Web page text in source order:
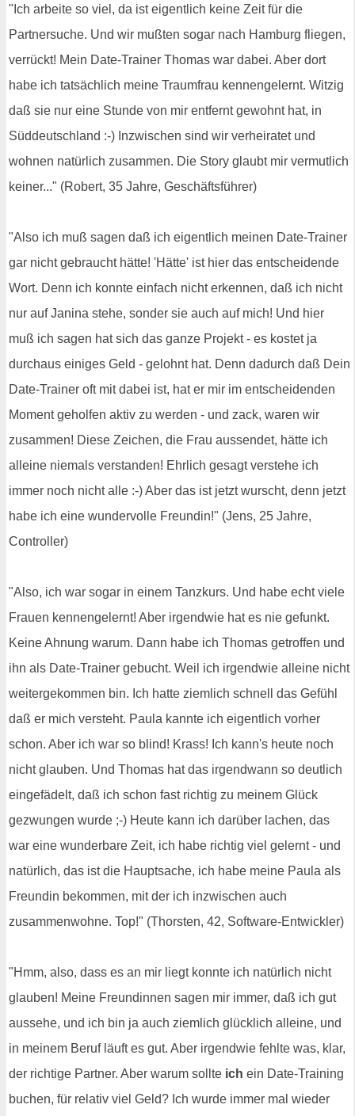
"Ich arbeite so viel, da ist eigentlich keine Zeit für die
Partnersuche. Und wir mußten sogar nach Hamburg fliegen,
verrückt! Mein Date-Trainer Thomas war dabei. Aber dort
habe ich tatsächlich meine Traumfrau kennengelernt. Witzig
daß sie nur eine Stunde von mir entfernt gewohnt hat, in
Süddeutschland :-) Inzwischen sind wir verheiratet und
wohnen natürlich zusammen. Die Story glaubt mir vermutlich
keiner..." (Robert, 35 Jahre, Geschäftsführer)
"Also ich muß sagen daß ich eigentlich meinen Date-Trainer
gar nicht gebraucht hätte! 'Hätte' ist hier das entscheidende
Wort. Denn ich konnte einfach nicht erkennen, daß ich nicht
nur auf Janina stehe, sonder sie auch auf mich! Und hier
muß ich sagen hat sich das ganze Projekt - es kostet ja
durchaus einiges Geld - gelohnt hat. Denn dadurch daß Dein
Date-Trainer oft mit dabei ist, hat er mir im entscheidenden
Moment geholfen aktiv zu werden - und zack, waren wir
zusammen! Diese Zeichen, die Frau aussendet, hätte ich
alleine niemals verstanden! Ehrlich gesagt verstehe ich
immer noch nicht alle :-) Aber das ist jetzt wurscht, denn jetzt
habe ich eine wundervolle Freundin!" (Jens, 25 Jahre,
Controller)
"Also, ich war sogar in einem Tanzkurs. Und habe echt viele
Frauen kennengelernt! Aber irgendwie hat es nie gefunkt.
Keine Ahnung warum. Dann habe ich Thomas getroffen und
ihn als Date-Trainer gebucht. Weil ich irgendwie alleine nicht
weitergekommen bin. Ich hatte ziemlich schnell das Gefühl
daß er mich versteht. Paula kannte ich eigentlich vorher
schon. Aber ich war so blind! Krass! Ich kann's heute noch
nicht glauben. Und Thomas hat das irgendwann so deutlich
eingefädelt, daß ich schon fast richtig zu meinem Glück
gezwungen wurde ;-) Heute kann ich darüber lachen, das
war eine wunderbare Zeit, ich habe richtig viel gelernt - und
natürlich, das ist die Hauptsache, ich habe meine Paula als
Freundin bekommen, mit der ich inzwischen auch
zusammenwohne. Top!" (Thorsten, 42, Software-Entwickler)
"Hmm, also, dass es an mir liegt konnte ich natürlich nicht
glauben! Meine Freundinnen sagen mir immer, daß ich gut
aussehe, und ich bin ja auch ziemlich glücklich alleine, und
in meinem Beruf läuft es gut. Aber irgendwie fehlte was, klar,
der richtige Partner. Aber warum sollte ich ein Date-Training
buchen, für relativ viel Geld? Ich wurde immer mal wieder